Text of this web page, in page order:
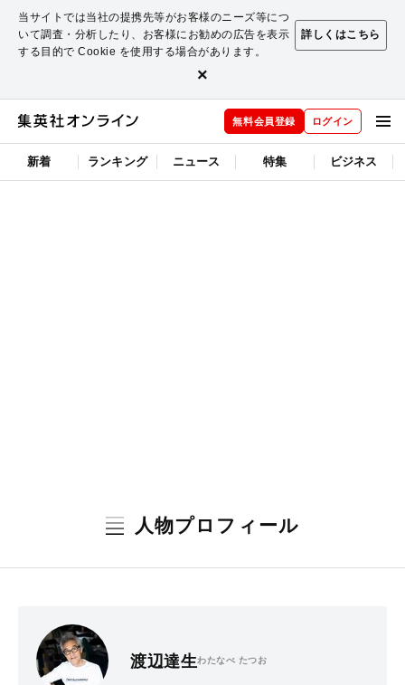
当サイトでは当社の提携先等がお客様のニーズ等につ
いて調査・分析したり、お客様にお勧めの広告を表示
する目的で Cookie を使用する場合があります。
詳しくはこちら
×
無料会員登録 ログイン
新着 ランキング ニュース 特集 ビジネス
人物プロフィール
渡辺達生わたなべ たつお